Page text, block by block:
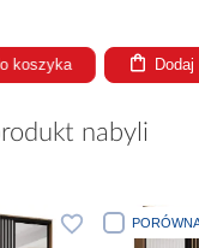
koszyka
nabyli